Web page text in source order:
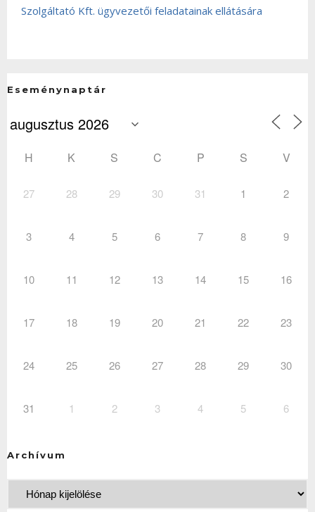
Szolgáltató Kft. ügyvezetői feladatainak ellátására
Eseménynaptár
H K S C P S V
27 28 29 30 31 1 2
3 4 5 6 7 8 9
10 11 12 13 14 15 16
17 18 19 20 21 22 23
24 25 26 27 28 29 30
31 1 2 3 4 5 6
Archívum